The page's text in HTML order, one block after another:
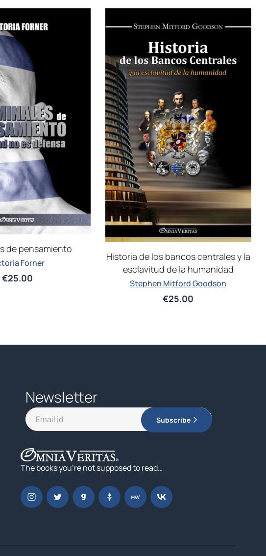
de pensamiento
Forner
€25.00
Historia de los bancos centrales y la
esclavitud de la humanidad
Stephen Mitford Goodson
€25.00
Newsletter
Subscribe
The books you’re not supposed to read…